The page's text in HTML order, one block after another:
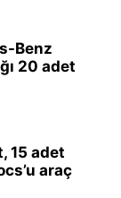
Benz
20 adet
15 adet
araç